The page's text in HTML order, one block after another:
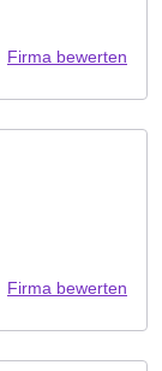
Firma bewerten
Firma bewerten